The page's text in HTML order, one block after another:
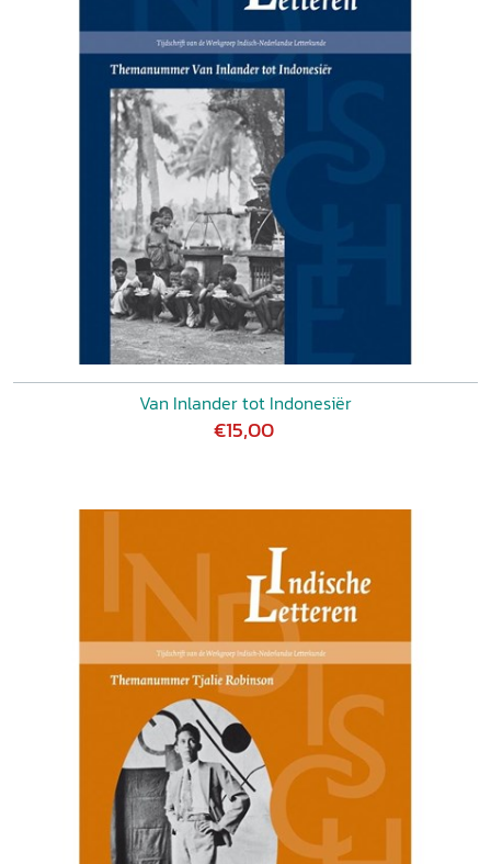
Van Inlander tot Indonesiër
€15,00